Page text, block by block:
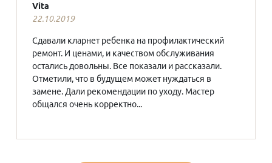
Vita
22.10.2019
Сдавали кларнет ребенка на профилактический
ремонт. И ценами, и качеством обслуживания
остались довольны. Все показали и рассказали.
Отметили, что в будущем может нуждаться в
замене. Дали рекомендации по уходу. Мастер
общался очень корректно...